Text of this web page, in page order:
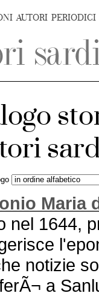
AUTORI PERIODICI
Maria
nel 1644,
notizie
a